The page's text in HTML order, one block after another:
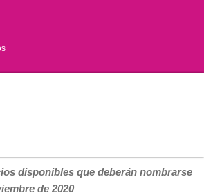
disponibles que deberán nombrarse
de 2020